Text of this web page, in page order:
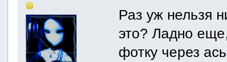
Раз уж нельзя
это? Ладно
фотку через